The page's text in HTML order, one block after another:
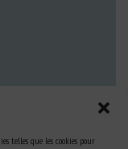
telles que les cookies pour